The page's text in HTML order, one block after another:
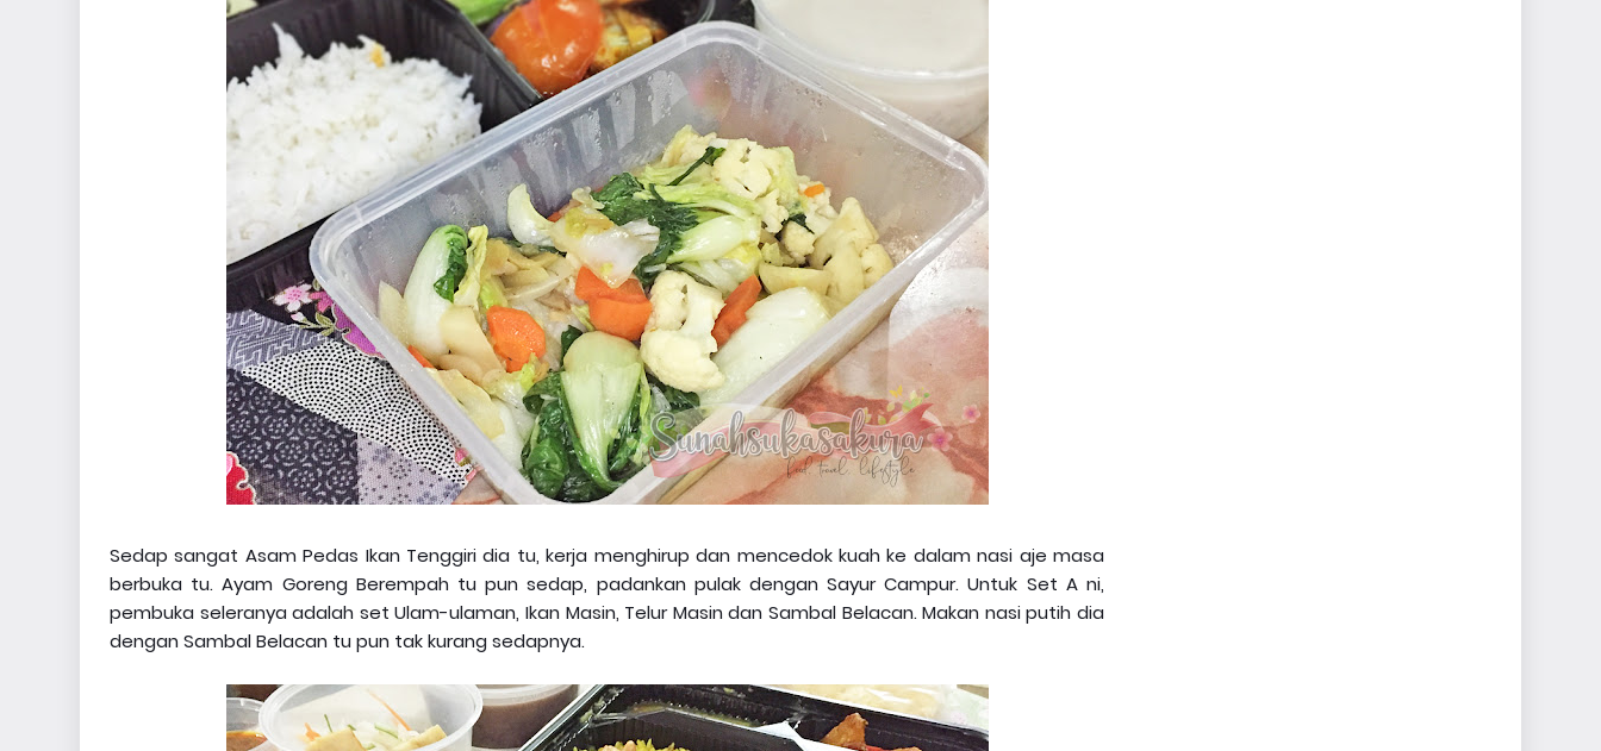
Sedap sangat Asam Pedas Ikan Tenggiri dia tu, kerja menghirup dan mencedok kuah ke dalam nasi aje masa
berbuka tu. Ayam Goreng Berempah tu pun sedap, padankan pulak dengan Sayur Campur. Untuk Set A ni,
pembuka seleranya adalah set Ulam-ulaman, Ikan Masin, Telur Masin dan Sambal Belacan. Makan nasi putih dia
dengan Sambal Belacan tu pun tak kurang sedapnya.